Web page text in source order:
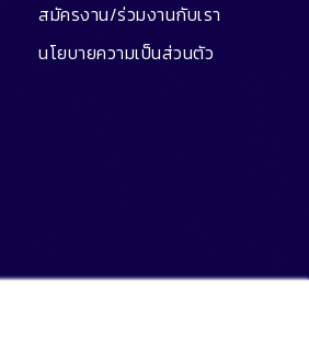
สมัครงาน/ร่วมงานกับเรา
นโยบายความเป็นส่วนตัว